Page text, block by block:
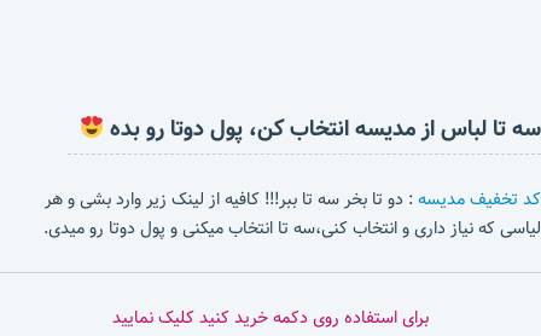
سه تا لباس از مدیسه انتخاب کن، پول دوتا رو بده
کد تخفیف مدیسه: دو تا بخر سه تا ببر!!! کافیه از لینک زیر وارد بشی و هر
لیاسی که نیاز داری و انتخاب کنی،سه تا انتخاب میکنی و پول دوتا رو میدی.
برای استفاده روی دکمه خرید کنید کلیک نمایید